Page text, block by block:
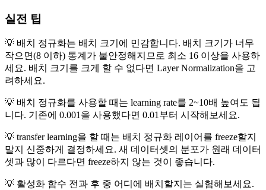
실전 팁
💡 배치 정규화는 배치 크기에 민감합니다. 배치 크기가 너무
작으면(8 이하) 통계가 불안정해지므로 최소 16 이상을 사용하
세요. 배치 크기를 크게 할 수 없다면 Layer Normalization을 고
려하세요.
💡 배치 정규화를 사용할 때는 learning rate를 2~10배 높여도 됩
니다. 기존에 0.001을 사용했다면 0.01부터 시작해보세요.
💡 transfer learning을 할 때는 배치 정규화 레이어를 freeze할지
말지 신중하게 결정하세요. 새 데이터셋의 분포가 원래 데이터
셋과 많이 다르다면 freeze하지 않는 것이 좋습니다.
💡 활성화 함수 전과 후 중 어디에 배치할지는 실험해보세요.